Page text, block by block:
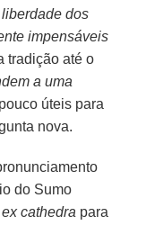
dos
impensáveis
tradição até o
a uma
úteis para
nova.
do Sumo
ex cathedra para